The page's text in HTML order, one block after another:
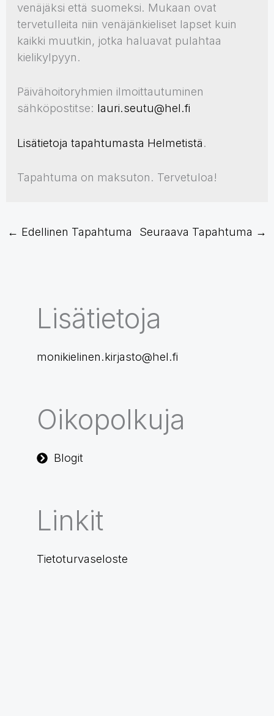
venäjäksi että suomeksi. Mukaan ovat
tervetulleita niin venäjänkieliset lapset kuin
kaikki muutkin, jotka haluavat pulahtaa
kielikylpyyn.
Päivähoitoryhmien ilmoittautuminen
sähköpostitse: lauri.seutu@hel.fi
Lisätietoja tapahtumasta Helmetistä.
Tapahtuma on maksuton. Tervetuloa!
← Edellinen Tapahtuma Seuraava Tapahtuma →
Lisätietoja
monikielinen.kirjasto@hel.fi
Oikopolkuja
Blogit
Linkit
Tietoturvaseloste